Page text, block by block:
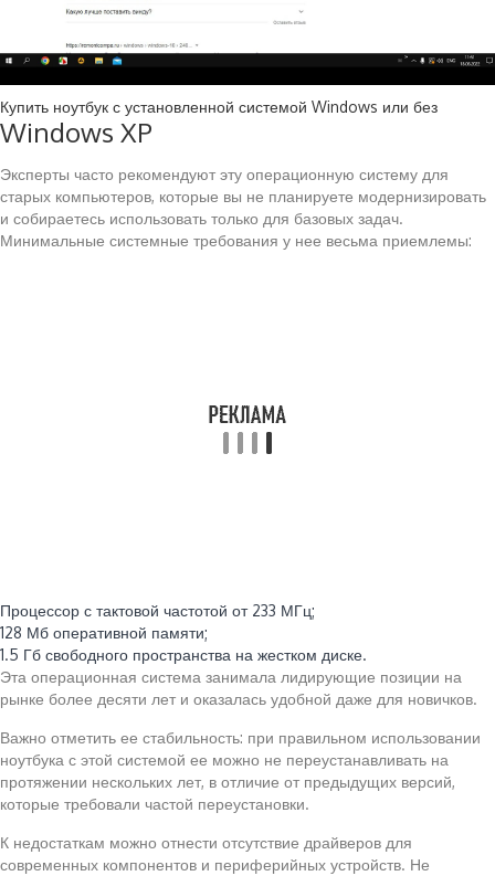
Купить ноутбук с установленной системой Windows или без
Windows XP
Эксперты часто рекомендуют эту операционную систему для
старых компьютеров, которые вы не планируете модернизировать
и собираетесь использовать только для базовых задач.
Минимальные системные требования у нее весьма приемлемы:
Процессор с тактовой частотой от 233 МГц;
128 Мб оперативной памяти;
1.5 Гб свободного пространства на жестком диске.
Эта операционная система занимала лидирующие позиции на
рынке более десяти лет и оказалась удобной даже для новичков.
Важно отметить ее стабильность: при правильном использовании
ноутбука с этой системой ее можно не переустанавливать на
протяжении нескольких лет, в отличие от предыдущих версий,
которые требовали частой переустановки.
К недостаткам можно отнести отсутствие драйверов для
современных компонентов и периферийных устройств. Не